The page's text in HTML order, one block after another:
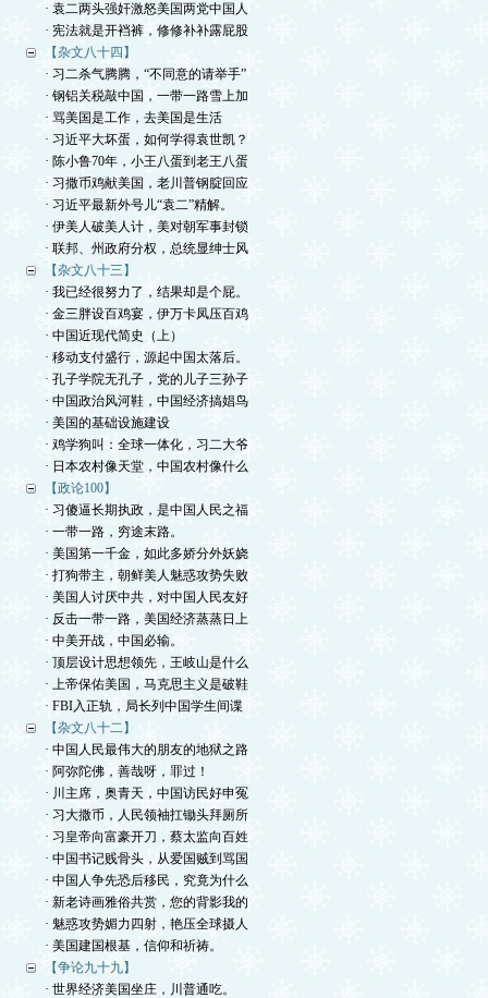
· 袁二两头强奸激怒美国两党中国人
· 宪法就是开裆裤，修修补补露屁股
【杂文八十四】
· 习二杀气腾腾，“不同意的请举手”
· 钢铝关税敲中国，一带一路雪上加
· 骂美国是工作，去美国是生活
· 习近平大坏蛋，如何学得袁世凯？
· 陈小鲁70年，小王八蛋到老王八蛋
· 习撒币鸡献美国，老川普钢腚回应
· 习近平最新外号儿“袁二”精解。
· 伊美人破美人计，美对朝军事封锁
· 联邦、州政府分权，总统显绅士风
【杂文八十三】
· 我已经很努力了，结果却是个屁。
· 金三胖设百鸡宴，伊万卡凤压百鸡
· 中国近现代简史（上）
· 移动支付盛行，源起中国太落后。
· 孔子学院无孔子，党的儿子三孙子
· 中国政治风河鞋，中国经济搞娼鸟
· 美国的基础设施建设
· 鸡学狗叫：全球一体化，习二大爷
· 日本农村像天堂，中国农村像什么
【政论100】
· 习傻逼长期执政，是中国人民之福
· 一带一路，穷途末路。
· 美国第一千金，如此多娇分外妖娆
· 打狗带主，朝鲜美人魅惑攻势失败
· 美国人讨厌中共，对中国人民友好
· 反击一带一路，美国经济蒸蒸日上
· 中美开战，中国必输。
· 顶层设计思想领先，王岐山是什么
· 上帝保佑美国，马克思主义是破鞋
· FBI入正轨，局长列中国学生间谍
【杂文八十二】
· 中国人民最伟大的朋友的地狱之路
· 阿弥陀佛，善哉呀，罪过！
· 川主席，奥青天，中国访民好申冤
· 习大撒币，人民领袖扛锄头拜厕所
· 习皇帝向富豪开刀，蔡太监向百姓
· 中国书记贱骨头，从爱国贼到骂国
· 中国人争先恐后移民，究竟为什么
· 新老诗画雅俗共赏，您的背影我的
· 魅惑攻势媚力四射，艳压全球摄人
· 美国建国根基，信仰和祈祷。
【争论九十九】
· 世界经济美国坐庄，川普通吃。